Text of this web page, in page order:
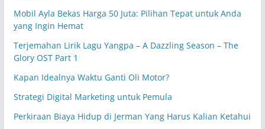
Mobil Ayla Bekas Harga 50 Juta: Pilihan Tepat untuk Anda
yang Ingin Hemat
Terjemahan Lirik Lagu Yangpa – A Dazzling Season – The
Glory OST Part 1
Kapan Idealnya Waktu Ganti Oli Motor?
Strategi Digital Marketing untuk Pemula
Perkiraan Biaya Hidup di Jerman Yang Harus Kalian Ketahui